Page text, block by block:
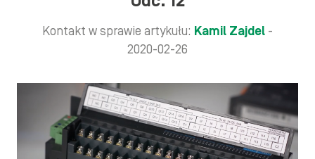
Kontakt w sprawie artykułu: Kamil Zajdel -
2020-02-26